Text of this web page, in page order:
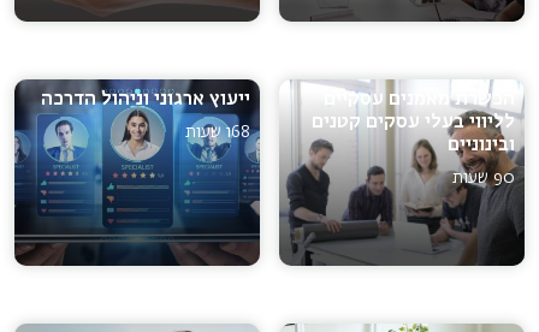
הכשרת מאמנים עסקיים
לליווי בעלי עסקים קטנים
ובינוניים
90 שעות
ייעוץ ארגוני וניהול הדרכה
168 שעות